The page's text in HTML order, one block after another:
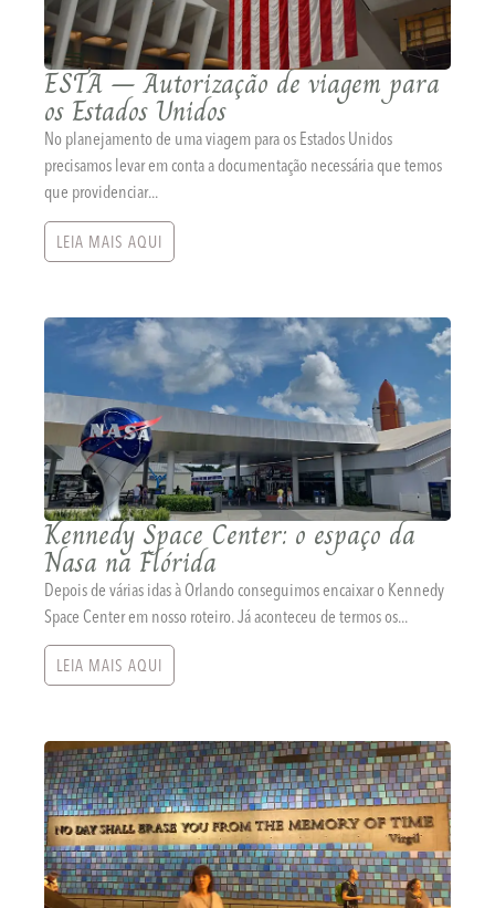
ESTA – Autorização de viagem para
os Estados Unidos
No planejamento de uma viagem para os Estados Unidos
precisamos levar em conta a documentação necessária que temos
que providenciar...
LEIA MAIS AQUI
Kennedy Space Center: o espaço da
Nasa na Flórida
Depois de várias idas à Orlando conseguimos encaixar o Kennedy
Space Center em nosso roteiro. Já aconteceu de termos os...
LEIA MAIS AQUI